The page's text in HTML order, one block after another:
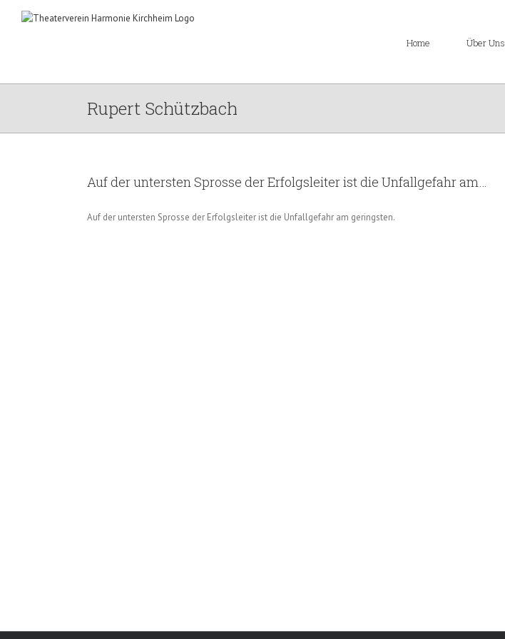
Inhalt
Home Über Uns
Rupert Schützbach
Auf der untersten Sprosse der Erfolgsleiter ist die Unfallgefahr am…
Auf der untersten Sprosse der Erfolgsleiter ist die Unfallgefahr am geringsten.